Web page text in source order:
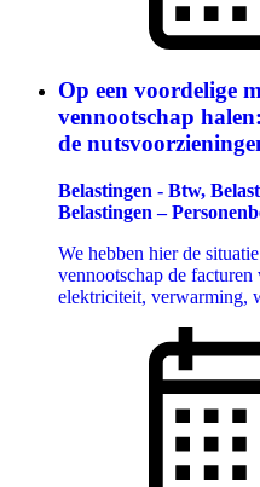
Op een voordelige
vennootschap
de
Belastingen - Btw,
Belastingen –
We hebben hier de
vennootschap de
elektriciteit, verwarming,